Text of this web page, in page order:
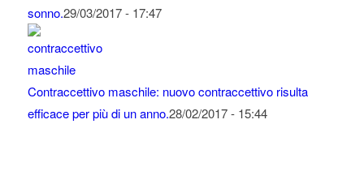
sonno.29/03/2017 - 17:47
Contraccettivo maschile: nuovo contraccettivo risulta
efficace per più di un anno.28/02/2017 - 15:44